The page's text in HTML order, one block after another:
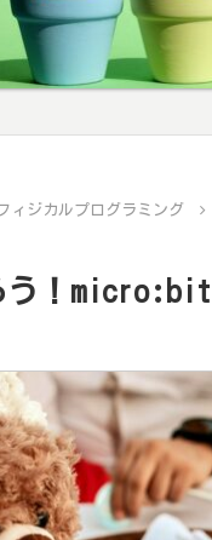
ィジカルプログラミング
う！